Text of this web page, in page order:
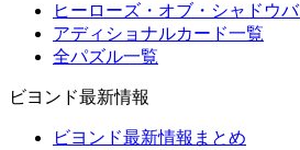
ヒーローズ・オブ・シャドウ
アディショナルカード一覧
全パズル一覧
ビヨンド最新情報
ビヨンド最新情報まとめ